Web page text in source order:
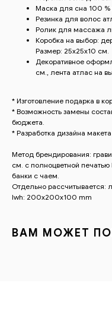
Маска для сна 100 %
Резинка для волос
Ролик для массажа
Коробка на выбор:
Размер: 25х25х10 см.
Декоративное
см., лента атлас на
* Изготовление подарка в
* Возможность замены
бюджета.
* Разработка дизайна
Метод брендирования:
см. с полноцветной
банки с чаем.
Отдельно рассчитывается:
lwh: 200x200x100 mm
ВАМ МОЖЕТ
ВАМ ТАКЖЕ